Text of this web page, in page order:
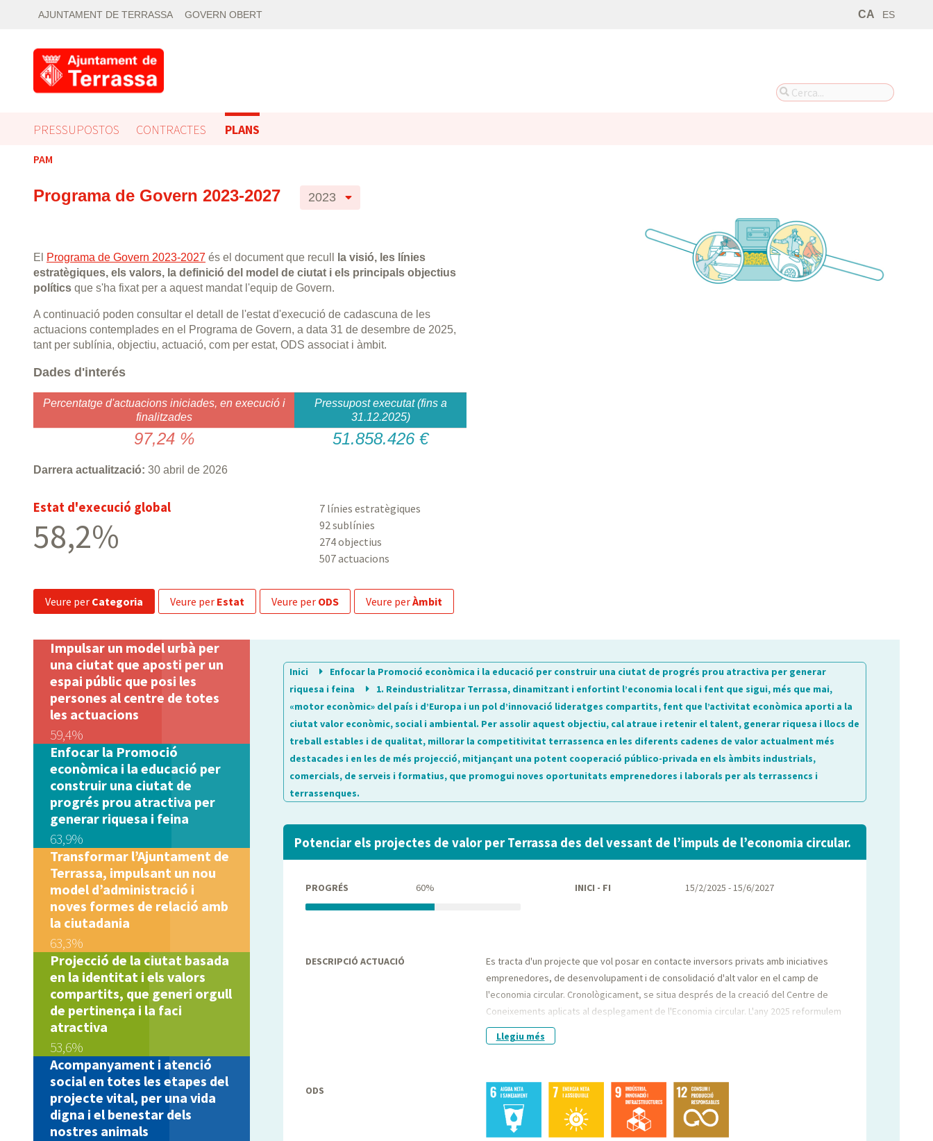
AJUNTAMENT DE TERRASSA GOVERN OBERT CA ES
PRESSUPOSTOS CONTRACTES PLANS
PAM
Programa de Govern 2023-2027 2023
El Programa de Govern 2023-2027 és el document que recull
la visió, les línies
estratègiques, els valors, la definició del model de ciutat i els principals objectius
polítics que s'ha fixat per a aquest mandat l'equip de Govern.
A continuació poden consultar el detall de l'estat d'execució de cadascuna de les
actuacions contemplades en el Programa de Govern, a data 31 de desembre de 2025,
tant per sublínia, objectiu, actuació, com per estat, ODS associat i àmbit.
Dades d'interés
Percentatge d'actuacions iniciades, en execució i
finalitzades
Pressupost executat (fins a
31.12.2025)
97,24 % 51.858.426 €
Darrera actualització: 30 abril de 2026
Estat d'execució global
58,2%
7 línies estratègiques
92 sublínies
274 objectius
507 actuacions
veure per Categoria veure per Estat veure per ODS veure perÀmbit
Impulsar un model urbà per
una ciutat que aposti per un
espai públic que posi les
persones al centre de totes
les actuacions
59,4%
Enfocar la Promoció
econòmica i la educació per
construir una ciutat de
progrés prou atractiva per
generar riquesa i feina
63,9%
Transformar l’Ajuntament de
Terrassa, impulsant un nou
model d’administració i
noves formes de relació amb
la ciutadania
63,3%
Projecció de la ciutat basada
en la identitat i els valors
compartits, que generi orgull
de pertinença i la faci
atractiva
53,6%
Acompanyament i atenció
social en totes les etapes del
projecte vital, per una vida
digna i el benestar dels
nostres animals
Inici
Enfocar la Promoció econòmica i la educació per construir una ciutat de progrés prou atractiva per generar
riquesa i feina
1. Reindustrialitzar Terrassa, dinamitzant i enfortint l’economia local i fent que sigui, més que mai,
«motor econòmic» del país i d’Europa i un pol d’innovació lideratges compartits, fent que l’activitat econòmica aporti a la
ciutat valor econòmic, social i ambiental. Per assolir aquest objectiu, cal atraue i retenir el talent, generar riquesa i llocs de
treball estables i de qualitat, millorar la competitivitat terrassenca en les diferents cadenes de valor actualment més
destacades i en les de més projecció, mitjançant una potent cooperació público-privada en els àmbits industrials,
comercials, de serveis i formatius, que promogui noves oportunitats emprenedores i laborals per als terrassencs i
terrassenques.
Potenciar els projectes de valor per Terrassa des del vessant de l’impuls de l’economia circular.
PROGRÉS 60% INICI - FI 15/2/2025 - 15/6/2027
DESCRIPCIÓ ACTUACIÓ
Es tracta d'un projecte que vol posar en contacte inversors privats amb iniciatives
emprenedores, de desenvolupament i de consolidació d'alt valor en el camp de
l'economia circular. Cronològicament, se situa després de la creació del Centre de
Coneixements aplicats al desplegament de l'Economia circular. L'any 2025 reformulem
la plataforma Terrassa Indústria que contindrà un apartat exclusiu per economia
circular actuant com a eina bàsica per impulsar l'economia circular a les nostres
nodrint amb continguts.
Llegiu més
ODS